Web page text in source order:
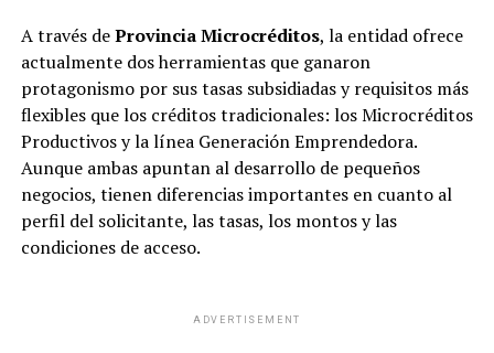
A través deProvincia Microcréditos, la entidad ofrece
actualmente dos herramientas que ganaron
protagonismo por sus tasas subsidiadas y requisitos más
flexibles que los créditos tradicionales: los Microcréditos
Productivos y la línea Generación Emprendedora.
Aunque ambas apuntan al desarrollo de pequeños
negocios, tienen diferencias importantes en cuanto al
perfil del solicitante, las tasas, los montos y las
condiciones de acceso.
ADVERTISEMENT